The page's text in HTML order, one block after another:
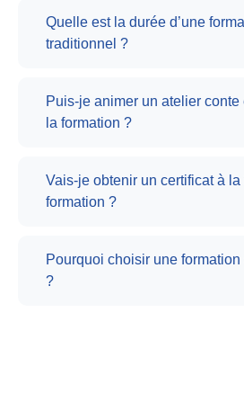
Quelle est la durée d’une
traditionnel ?
Puis-je animer un atelier conte
la formation ?
Vais-je obtenir un certificat à la
formation ?
Pourquoi choisir une
?